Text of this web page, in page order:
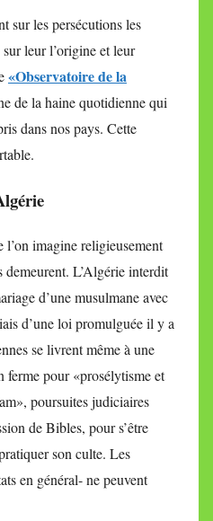
sur les persécutions les
leur l’origine et leur
«Observatoire de la
de la haine quotidienne qui
dans nos pays. Cette
l’on imagine religieusement
L’Algérie interdit
d’une musulmane avec
d’une loi promulguée il y a
se livrent même à une
ferme pour «prosélytisme et
poursuites judiciaires
de Bibles, pour s’être
son culte. Les
en général- ne peuvent